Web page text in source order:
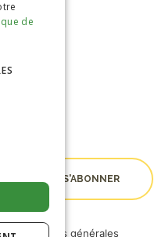
conditions générales
de